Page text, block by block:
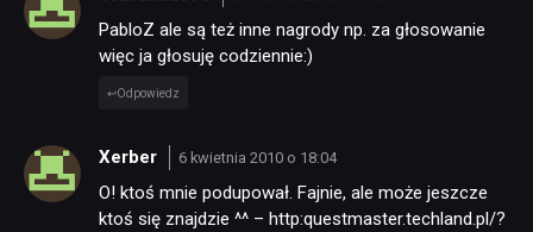
PabloZ ale są też inne nagrody np. za głosowanie
więc ja głosuję codziennie:)
Odpowiedz
Xerber 6 kwietnia 2010 o 18:04
O! ktoś mnie podupował. Fajnie, ale może jeszcze
ktoś się znajdzie ^^ – http:questmaster.techland.pl/?